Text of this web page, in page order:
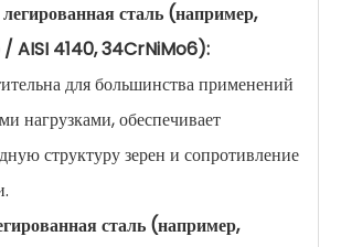
сталь (например,
AISI 4140, 34CrNiMo6):
для большинства применений
нагрузками, обеспечивает
структуру зерен и сопротивление
сталь (например,